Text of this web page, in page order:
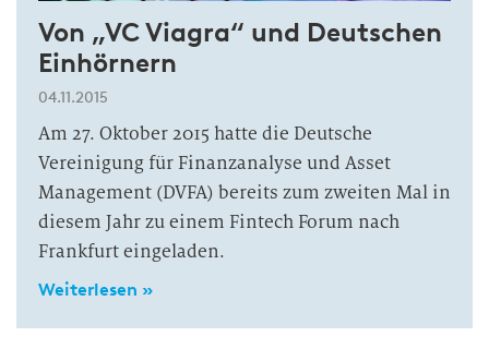
Von „VC Viagra“ und Deutschen
Einhörnern
04.11.2015
Am 27. Oktober 2015 hatte die Deutsche
Vereinigung für Finanzanalyse und Asset
Management (DVFA) bereits zum zweiten Mal in
diesem Jahr zu einem Fintech Forum nach
Frankfurt eingeladen.
Weiterlesen »